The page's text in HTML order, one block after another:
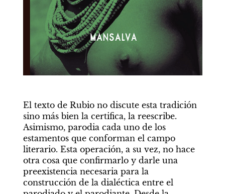
El texto de Rubio no discute esta tradición
sino más bien la certifica, la reescribe.
Asimismo, parodia cada uno de los
estamentos que conforman el campo
literario. Esta operación, a su vez, no hace
otra cosa que confirmarlo y darle una
preexistencia necesaria para la
construcción de la dialéctica entre el